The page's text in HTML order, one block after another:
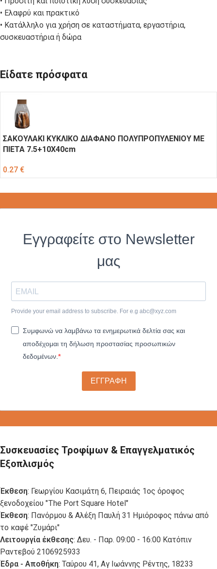
• Ελαφρύ και πρακτικό
• Κατάλληλο για χρήση σε καταστήματα, εργαστήρια,
συσκευαστήρια ή δώρα
Είδατε πρόσφατα
ΣΑΚΟΥΛΑΚΙ ΚΥΚΛΙΚΟ ΔΙΑΦΑΝΟ ΠΟΛΥΠΡΟΠΥΛΕΝΙΟΥ ΜΕ
ΠΙΕΤΑ 7.5+10Χ40cm
0.27 €
Εγγραφείτε στο Newsletter
μας
Provide your email address to subscribe. For e.g abc@xyz.com
Συμφωνώ να λαμβάνω τα ενημερωτικά δελτία σας και
αποδέχομαι τη δήλωση προστασίας προσωπικών
δεδομένων.
ΕΓΓΡΑΦΗ
Συσκευασίες Τροφίμων & Επαγγελματικός
Εξοπλισμός
Έκθεση: Γεωργίου Κασιμάτη 6, Πειραιάς 1ος όροφος
ξενοδοχείου "The Port Square Hotel"
Έκθεση: Πανόρμου & Αλέξη Παυλή 31 Ημιόροφος πάνω από
το καφέ "Ζυμάρι"
Λειτουργία έκθεσης: Δευ. - Παρ. 09:00 - 16:00 Κατόπιν
Ραντεβού 2106925933
Έδρα - Αποθήκη: Ταύρου 41, Αγ Ιωάννης Ρέντης, 18233